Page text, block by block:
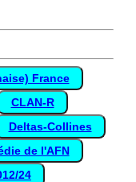
France
CLAN-R
Deltas-Collines
de l'AFN
24